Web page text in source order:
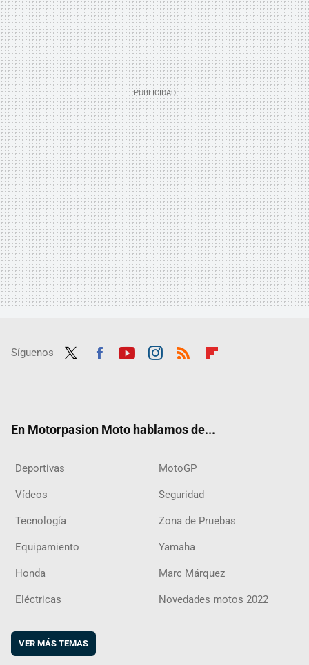
Síguenos
En Motorpasion Moto hablamos de...
Deportivas MotoGP
Vídeos Seguridad
Tecnología Zona de Pruebas
Equipamiento Yamaha
Honda Marc Márquez
Eléctricas Novedades motos 2022
VER MÁS TEMAS